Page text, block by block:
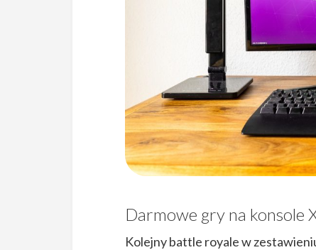
Darmowe gry na konsole
Kolejny battle royale w